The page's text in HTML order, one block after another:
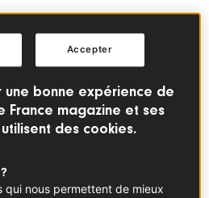
une bonne expérience de
France magazine et ses
des cookies.
nous permettent de mieux
Accepter